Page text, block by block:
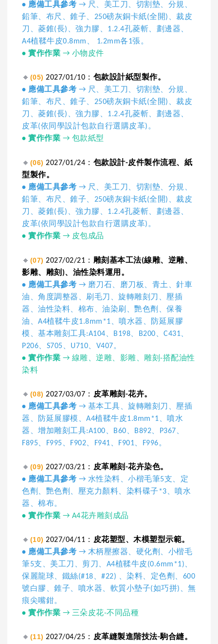
• 應備工具參考 → 尺、美工刀、切割墊、分規、
鉛筆、布尺、錐子、250磅灰銅卡紙(全開)、裁皮
刀、菱錐(長)、強力膠、1.2.4孔菱斬、劃邊器、
A4植鞣牛皮0.8mm、 1.2mm各1張。
• 實作作業 → 小物皮件
🔸 (05) 2027/01/10： 包款設計紙型製作。
• 應備工具參考 → 尺、美工刀、切割墊、分規、
鉛筆、布尺、錐子、250磅灰銅卡紙(全開)、裁皮
刀、菱錐(長)、強力膠、1.2.4孔菱斬、劃邊器、
皮革(依同學設計包款自行選購皮革)。
• 實作作業 → 包款紙型
🔸 (06) 2027/01/24： 包款設計-皮件製作流程、紙
型製作。
• 應備工具參考 → 尺、美工刀、切割墊、分規、
鉛筆、布尺、錐子、250磅灰銅卡紙(全開)、裁皮
刀、菱錐(長)、強力膠、1.2.4孔菱斬、劃邊器、
皮革(依同學設計包款自行選購皮革)。
• 實作作業 → 皮包成品
🔸 (07) 2027/02/21： 雕刻基本工法(線雕、逆雕、
影雕、雕刻)、油性染料運用。
• 應備工具參考 → 磨刀石、磨刀板、青土、針車
油、角度調整器、刷毛刀、旋轉雕刻刀、壓插
器、油性染料、棉布、油染刷、艷色劑、保養
油、A4植鞣牛皮1.8mm*1、噴水器、防延展膠
模、基本雕刻工具:A104、B198、B200、C431、
P206、S705、U710、V407。
• 實作作業 → 線雕、逆雕、影雕、雕刻-搭配油性
染料
🔸 (08) 2027/03/07： 皮革雕刻-花卉。
• 應備工具參考 → 基本工具、旋轉雕刻刀、壓插
器、防延展膠模、A4植鞣牛皮1.8mm*1、噴水
器、增加雕刻工具:A100、B60、B892、P367、
F895、F995、F902、F941、F901、F996。
🔸 (09) 2027/03/21： 皮革雕刻-花卉染色。
• 應備工具參考 → 水性染料、小楷毛筆5支、定
色劑、艷色劑、壓克力顏料、染料碟子*3、噴水
器、棉布。
• 實作作業 → A4花卉雕刻成品
🔸 (10) 2027/04/11： 皮花塑型、木模塑型示範。
• 應備工具參考 → 木柄壓擦器、硬化劑、小楷毛
筆5支、美工刀、剪刀、A4植鞣牛皮(0.6mm*1)、
保麗龍球、鐵絲(#18、#22) 、染料、定色劑、600
號白膠、錐子、噴水器、軟質小墊子(如巧拼)、無
痕尖嘴鉗。
• 實作作業 → 三朵皮花-不同品種
🔸 (11) 2027/04/25： 皮革縫製進階技法-駒合縫。